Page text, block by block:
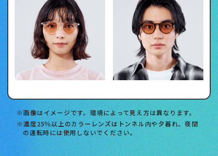
画像はイメージです。環境によって見え方は異なります。
濃度25％以上のカラーレンズはトンネル内や夕暮れ、夜間
の運転時には使用しないでください。